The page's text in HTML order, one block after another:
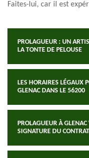
Faites-lui, car il est
PROLAGUEUR : UN
LA TONTE DE PELOUSE
LES HORAIRES LÉGAUX
GLENAC DANS LE 56200
PROLAGUEUR À
SIGNATURE DU